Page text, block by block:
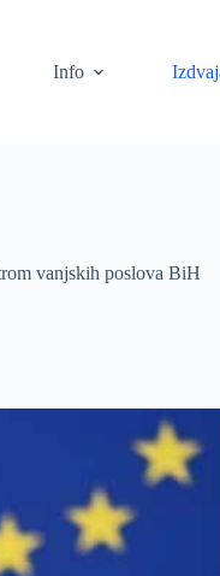
Info
vanjskih poslova BiH